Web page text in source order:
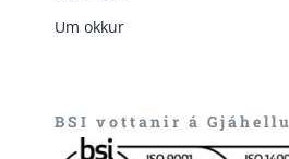
Um okkur
BSI vottanir á Gjáhellu